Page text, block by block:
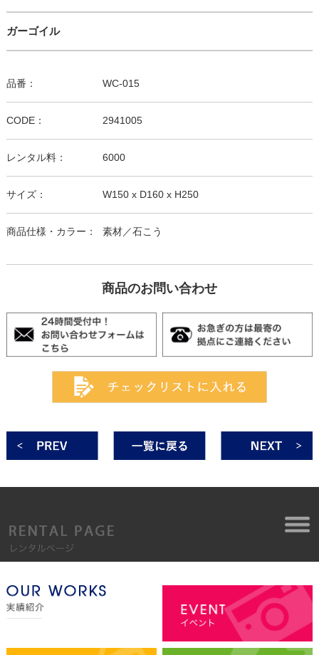
ガーゴイル
品番： WC-015
CODE： 2941005
レンタル料： 6000
サイズ： W150 x D160 x H250
商品仕様・カラー： 素材／石こう
商品のお問い合わせ